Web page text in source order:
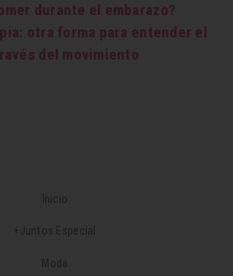
durante el embarazo?
otra forma para entender el
del movimiento
Inicio
+Juntos Especial
Moda